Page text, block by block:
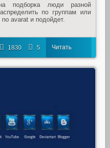
подборка люди разной
по группам или
avarat и подойдет.
1830 5 Читать
далее